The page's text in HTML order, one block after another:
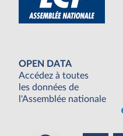
OPEN DATA
Accédez à toutes
les données de
l'Assemblée nationale